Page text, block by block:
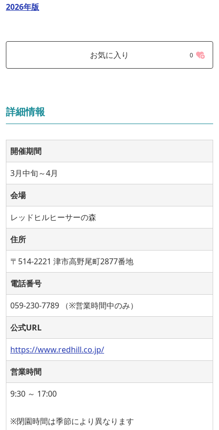
2026年版
お気に入り 0
詳細情報
開催期間
3月中旬～4月
会場
レッドヒルヒーサーの森
住所
〒514-2221 津市高野尾町2877番地
電話番号
059‐230‐7789 （※営業時間中のみ）
公式URL
https://www.redhill.co.jp/
営業時間
9:30 ～ 17:00
※閉園時間は季節により異なります